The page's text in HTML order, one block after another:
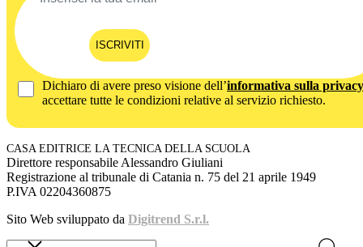
ISCRIVITI
Dichiaro di avere preso visione dell’informativa sulla privacy
accettare tutte le condizioni relative al servizio richiesto.
CASA EDITRICE LA TECNICA DELLA SCUOLA
Direttore responsabile Alessandro Giuliani
Registrazione al tribunale di Catania n. 75 del 21 aprile 1949
P.IVA 02204360875
Sito Web sviluppato da Digitrend S.r.l.